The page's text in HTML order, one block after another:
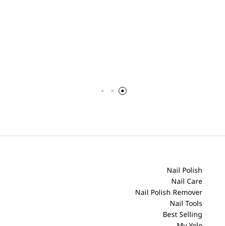
Nail Polish
Nail Care
Nail Polish Remover
Nail Tools
Best Selling